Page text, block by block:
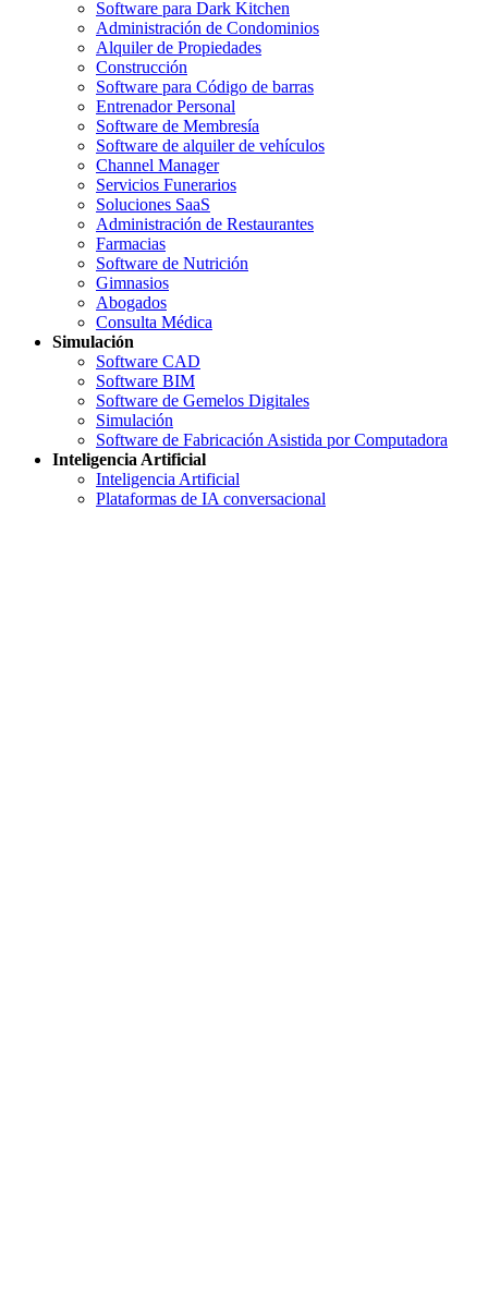
Software para Dark Kitchen
Administración de Condominios
Alquiler de Propiedades
Construcción
Software para Código de barras
Entrenador Personal
Software de Membresía
Software de alquiler de vehículos
Channel Manager
Servicios Funerarios
Soluciones SaaS
Administración de Restaurantes
Farmacias
Software de Nutrición
Gimnasios
Abogados
Consulta Médica
Simulación
Software CAD
Software BIM
Software de Gemelos Digitales
Simulación
Software de Fabricación Asistida por Computadora
Inteligencia Artificial
Inteligencia Artificial
Plataformas de IA conversacional